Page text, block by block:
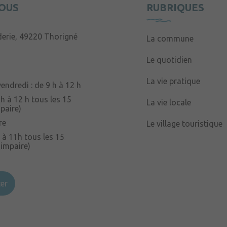
49220 Thorigné
: de 9 h à 12 h
à 12 h tous les 15
à 11h tous les 15
RUBRIQUES
La commune
Le quotidien
La vie pratique
La vie locale
Le village touristique